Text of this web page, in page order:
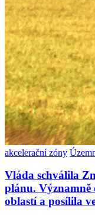
akcelerační zóny
Vláda schválila
plánu. Významně
oblastí a posílila